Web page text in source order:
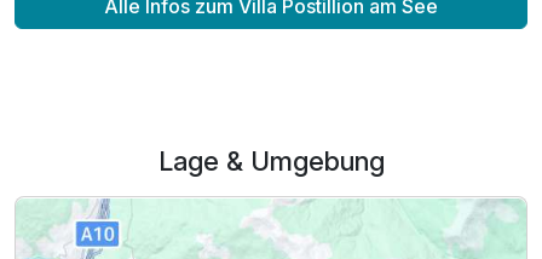
Alle Infos zum Villa Postillion am See
Lage & Umgebung